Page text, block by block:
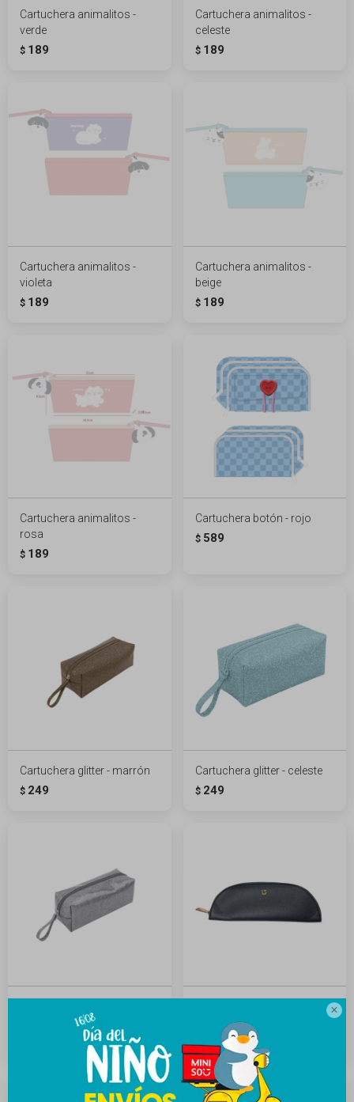

Cartuchera animalitos -
verde
$ 189
Cartuchera animalitos -
celeste
$ 189
Cartuchera animalitos -
violeta
$ 189
Cartuchera animalitos -
beige
$ 189
Cartuchera animalitos -
rosa
$ 189
Cartuchera botón - rojo
$ 589
Cartuchera glitter - marrón
$ 249
Cartuchera glitter - celeste
$ 249
$ 249